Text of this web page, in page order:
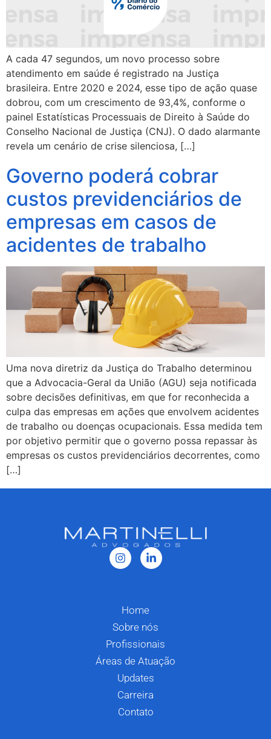
A cada 47 segundos, um novo processo sobre
atendimento em saúde é registrado na Justiça
brasileira. Entre 2020 e 2024, esse tipo de ação quase
dobrou, com um crescimento de 93,4%, conforme o
painel Estatísticas Processuais de Direito à Saúde do
Conselho Nacional de Justiça (CNJ). O dado alarmante
revela um cenário de crise silenciosa, […]
Governo poderá cobrar
custos previdenciários de
empresas em casos de
acidentes de trabalho
Uma nova diretriz da Justiça do Trabalho determinou
que a Advocacia-Geral da União (AGU) seja notificada
sobre decisões definitivas, em que for reconhecida a
culpa das empresas em ações que envolvem acidentes
de trabalho ou doenças ocupacionais. Essa medida tem
por objetivo permitir que o governo possa repassar às
empresas os custos previdenciários decorrentes, como
[…]
Home
Sobre nós
Profissionais
Áreas de Atuação
Updates
Carreira
Contato